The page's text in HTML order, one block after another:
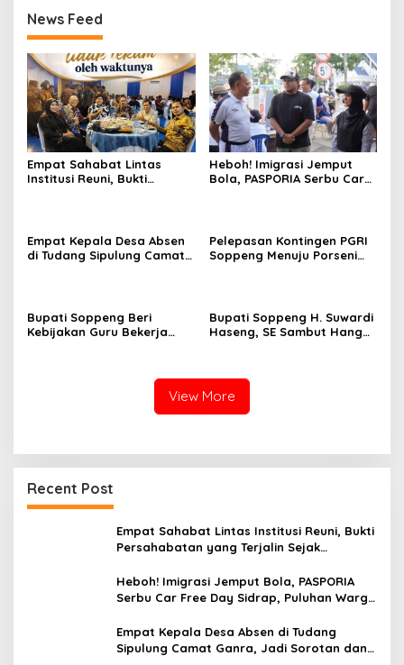
News Feed
Empat Sahabat Lintas
Institusi Reuni, Bukti
Heboh! Imigrasi Jemput
Bola, PASPORIA Serbu Car
Pekan
Empat Kepala Desa Absen
di Tudang Sipulung Camat
Pelepasan Kontingen PGRI
Soppeng Menuju Porseni
Bupati Soppeng Beri
Kebijakan Guru Bekerja
Bupati Soppeng H. Suwardi
Haseng, SE Sambut Hangat
View More
Recent Post
Empat Sahabat Lintas Institusi Reuni, Bukti
Persahabatan yang Terjalin Sejak
Heboh! Imigrasi Jemput Bola, PASPORIA
Serbu Car Free Day Sidrap, Puluhan Warga
Empat Kepala Desa Absen di Tudang
Sipulung Camat Ganra, Jadi Sorotan dan